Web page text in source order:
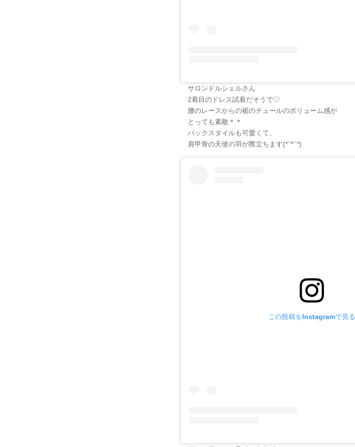
サロンドルシェルさん
2着目のドレス試着だそうで♡
腰のレースからの裾のチュールのボリューム感が
とっても素敵＊＊
バックスタイルも可愛くて、
肩甲骨の天使の羽が際立ちます(*´꒳`*)
この投稿をInstagramで見る